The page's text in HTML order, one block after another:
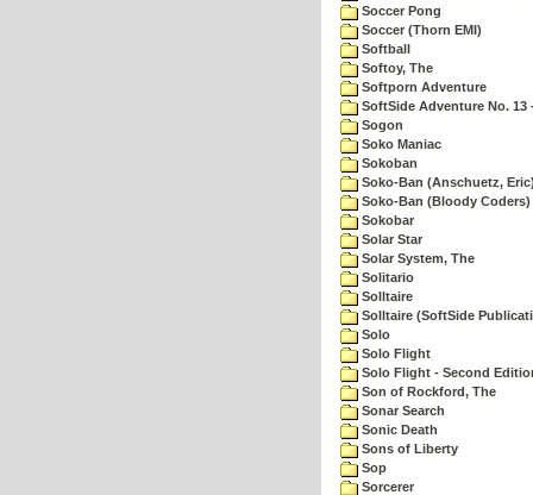
Soccer Pong
Soccer (Thorn EMI)
Softball
Softoy, The
Softporn Adventure
SoftSide Adventure No. 13
Sogon
Soko Maniac
Sokoban
Soko-Ban (Anschuetz,
Soko-Ban (Bloody Coders)
Sokobar
Solar Star
Solar System, The
Solitario
Solltaire
Solltaire (SoftSide
Solo
Solo Flight
Solo Flight - Second
Son of Rockford, The
Sonar Search
Sonic Death
Sons of Liberty
Sop
Sorcerer